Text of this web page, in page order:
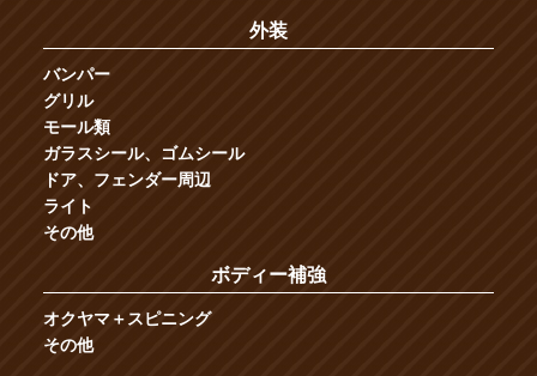
外装
バンパー
グリル
モール類
ガラスシール、ゴムシール
ドア、フェンダー周辺
ライト
その他
ボディー補強
オクヤマ＋スピニング
その他